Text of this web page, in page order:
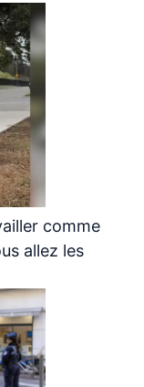
comme
allez les